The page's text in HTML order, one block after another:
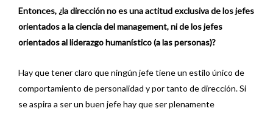
Entonces, ¿la dirección no es una actitud exclusiva de los jefes
orientados a la ciencia del management, ni de los jefes
orientados al liderazgo humanístico (a las personas)?
Hay que tener claro que ningún jefe tiene un estilo único de
comportamiento de personalidad y por tanto de dirección. Si
se aspira a ser un buen jefe hay que ser plenamente